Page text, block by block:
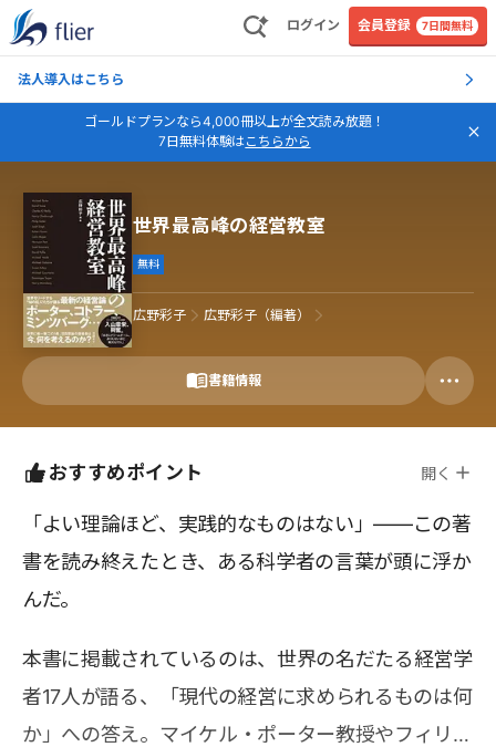
ログイン 会員登録 7日間無料
法人導入はこちら
ゴールドプランなら4,000冊以上が全文読み放題！
7日無料体験はこちらから
世界最高峰の経営教室
無料
広野彩子 広野彩子（編著）
書籍情報
おすすめポイント 開く
「よい理論ほど、実践的なものはない」――この著
書を読み終えたとき、ある科学者の言葉が頭に浮か
んだ。
本書に掲載されているのは、世界の名だたる経営学
者17人が語る、「現代の経営に求められるものは何
か」への答え。マイケル・ポーター教授やフィリッ